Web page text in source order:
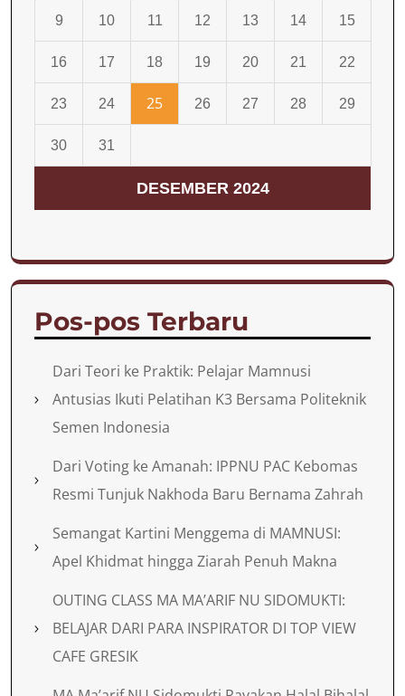
DESEMBER 2024
9 10 11 12 13 14 15
16 17 18 19 20 21 22
23 24 25 26 27 28 29
30 31
Pos-pos Terbaru
Dari Teori ke Praktik: Pelajar Mamnusi
Antusias Ikuti Pelatihan K3 Bersama Politeknik
Semen Indonesia
Dari Voting ke Amanah: IPPNU PAC Kebomas
Resmi Tunjuk Nakhoda Baru Bernama Zahrah
Semangat Kartini Menggema di MAMNUSI:
Apel Khidmat hingga Ziarah Penuh Makna
OUTING CLASS MA MA’ARIF NU SIDOMUKTI:
BELAJAR DARI PARA INSPIRATOR DI TOP VIEW
CAFE GRESIK